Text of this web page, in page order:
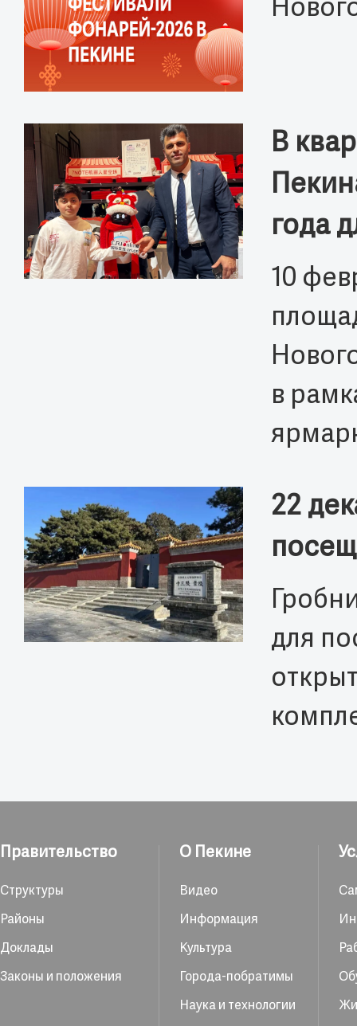
В
года
10
в
22
для
Правительство
Структуры
Районы
Доклады
Законы и положения
О Пекине
Видео
Информация
Культура
Города-побратимы
Наука и технологии